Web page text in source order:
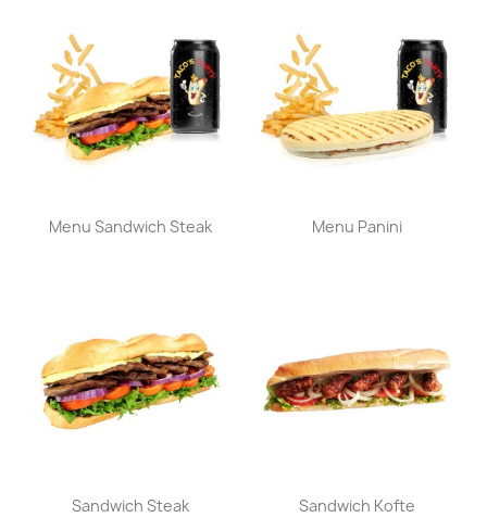
Aperçu rapide
Menu Sandwich Steak Aperçu rapide
Menu Panini
Aperçu rapide
Sandwich Steak Aperçu rapide
Sandwich Kofte